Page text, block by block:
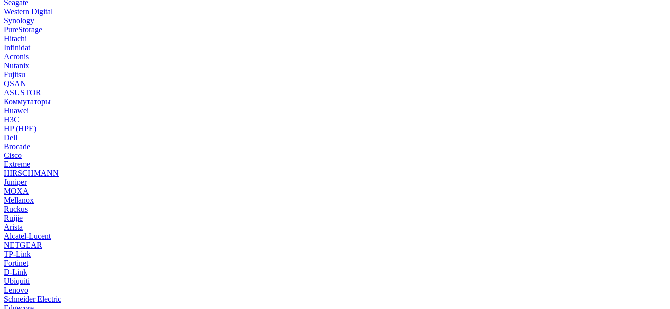
Seagate
Western Digital
Synology
PureStorage
Hitachi
Infinidat
Acronis
Nutanix
Fujitsu
QSAN
ASUSTOR
Коммутаторы
Huawei
H3C
HP (HPE)
Dell
Brocade
Cisco
Extreme
HIRSCHMANN
Juniper
MOXA
Mellanox
Ruckus
Ruijie
Arista
Alcatel-Lucent
NETGEAR
TP-Link
Fortinet
D-Link
Ubiquiti
Lenovo
Schneider Electric